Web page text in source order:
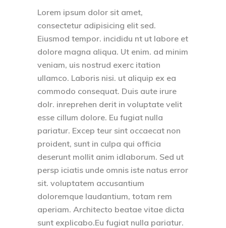
Lorem ipsum dolor sit amet,
consectetur adipisicing elit sed.
Eiusmod tempor. incididu nt ut labore et
dolore magna aliqua. Ut enim. ad minim
veniam, uis nostrud exerc itation
ullamco. Laboris nisi. ut aliquip ex ea
commodo consequat. Duis aute irure
dolr. inreprehen derit in voluptate velit
esse cillum dolore. Eu fugiat nulla
pariatur. Excep teur sint occaecat non
proident, sunt in culpa qui officia
deserunt mollit anim idlaborum. Sed ut
persp iciatis unde omnis iste natus error
sit. voluptatem accusantium
doloremque laudantium, totam rem
aperiam. Architecto beatae vitae dicta
sunt explicabo.Eu fugiat nulla pariatur.